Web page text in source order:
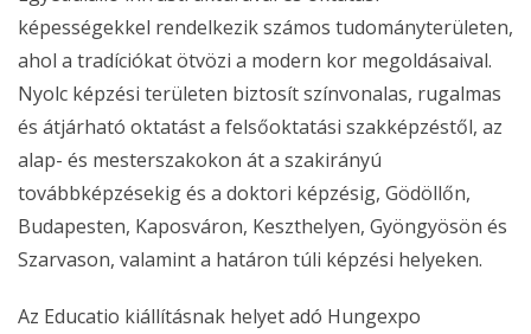
képességekkel rendelkezik számos tudományterületen,
ahol a tradíciókat ötvözi a modern kor megoldásaival.
Nyolc képzési területen biztosít színvonalas, rugalmas
és átjárható oktatást a felsőoktatási szakképzéstől, az
alap- és mesterszakokon át a szakirányú
továbbképzésekig és a doktori képzésig, Gödöllőn,
Budapesten, Kaposváron, Keszthelyen, Gyöngyösön és
Szarvason, valamint a határon túli képzési helyeken.
Az Educatio kiállításnak helyet adó Hungexpo